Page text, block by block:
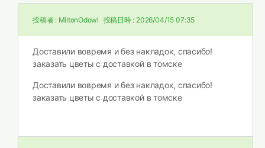
投稿者 : MiltonOdowl 投稿日時 : 2026/04/15 07:35
Доставили вовремя и без накладок, спасибо!
заказать цветы с доставкой в томске
Доставили вовремя и без накладок, спасибо!
заказать цветы с доставкой в томске